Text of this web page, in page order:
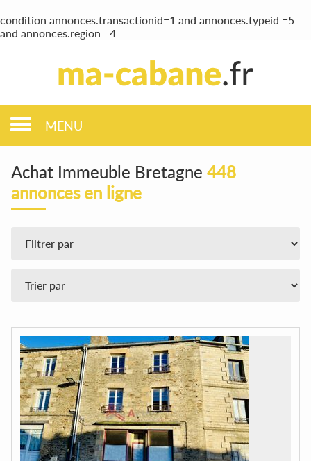
condition annonces.transactionid=1 and annonces.typeid =5
and annonces.region =4
MENU
Achat Immeuble Bretagne 448
annonces en ligne